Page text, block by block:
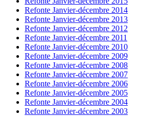
Refonte Janvier-décembre 2014
Refonte Janvier-décembre 2013
Refonte Janvier-décembre 2012
Refonte Janvier-décembre 2011
Refonte Janvier-décembre 2010
Refonte Janvier-décembre 2009
Refonte Janvier-décembre 2008
Refonte Janvier-décembre 2007
Refonte Janvier-décembre 2006
Refonte Janvier-décembre 2005
Refonte Janvier-décembre 2004
Refonte Janvier-décembre 2003